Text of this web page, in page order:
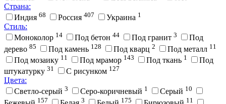
Страна:
Индия 68 Россия 407 Украина 1
Стиль:
Моноколор 14 Под бетон 44 Под гранит 3
Под
дерево 85 Под камень 128 Под кварц 2 Под металл 11
Под мозаику 11 Под мрамор 143 Под ткань 1
Под
штукатурку 31 С рисунком 127
Цвета:
Cветло-серый 3 Cеро-коричневый 1 Cерый 10
157 3 175 11